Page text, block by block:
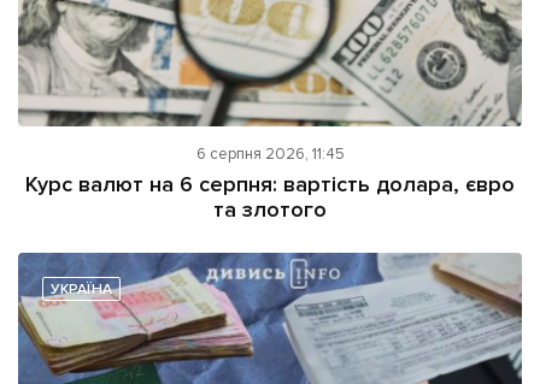
6 серпня 2026, 11:45
Курс валют на 6 серпня: вартість долара, євро
та злотого
УКРАЇНА